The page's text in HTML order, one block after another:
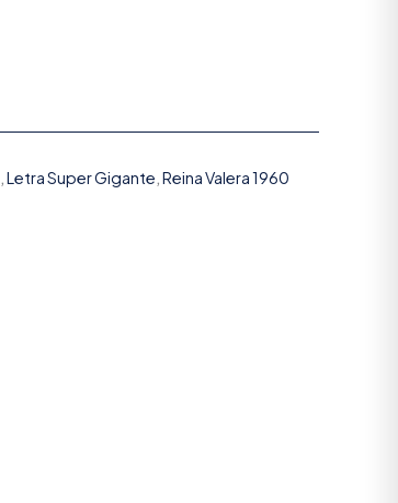
,Letra Super Gigante,Reina Valera 1960